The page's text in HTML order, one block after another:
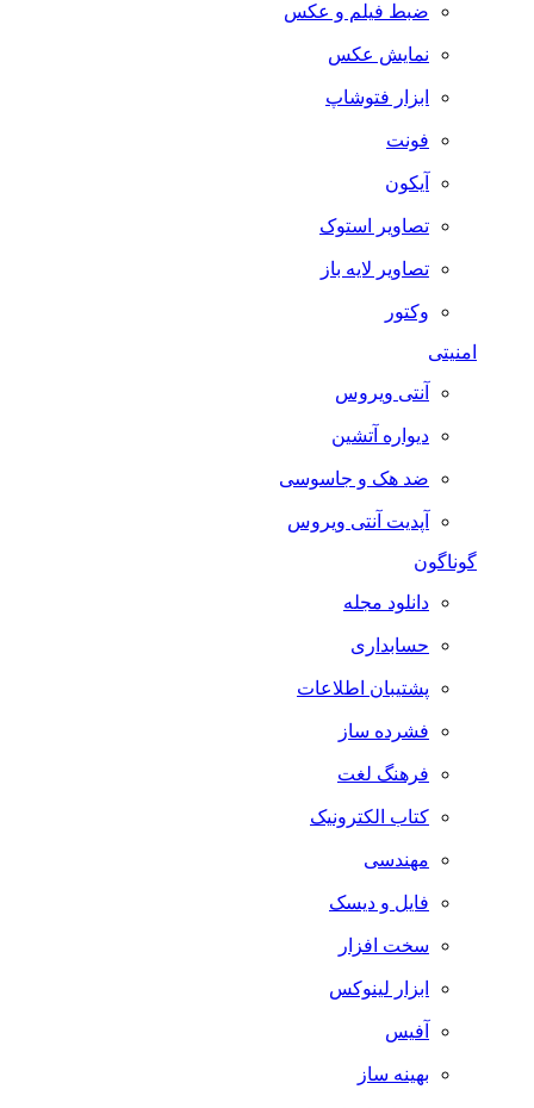
ضبط فيلم و عكس
نمایش عکس
ابزار فتوشاپ
فونت
آیکون
تصاویر استوک
تصاویر لایه باز
وکتور
امنیتی
آنتی ویروس
دیواره آتشین
ضد هک و جاسوسی
آپدیت آنتی ویروس
گوناگون
دانلود مجله
حسابداری
پشتیبان اطلاعات
فشرده ساز
فرهنگ لغت
کتاب الکترونیک
مهندسی
فایل و دیسک
سخت افزار
ابزار لینوکس
آفیس
بهینه ساز